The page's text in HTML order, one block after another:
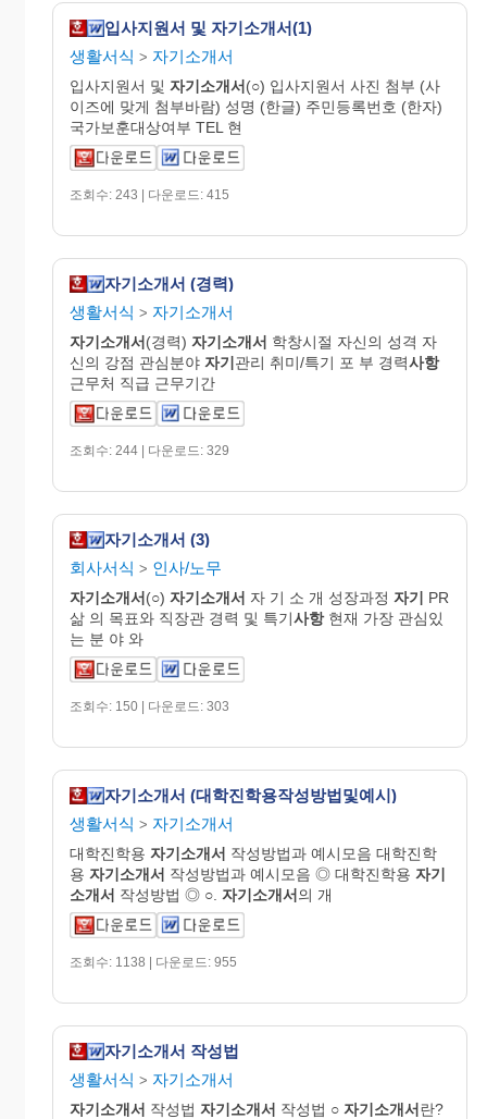
입사지원서 및 자기소개서(1)
생활서식 > 자기소개서
입사지원서 및 자기소개서(○) 입사지원서 사진 첨부 (사
이즈에 맞게 첨부바람) 성명 (한글) 주민등록번호 (한자)
국가보훈대상여부 TEL 현
조회수: 243 | 다운로드: 415
자기소개서 (경력)
생활서식 > 자기소개서
자기소개서(경력) 자기소개서 학창시절 자신의 성격 자
신의 강점 관심분야 자기관리 취미/특기 포 부 경력사항
근무처 직급 근무기간
조회수: 244 | 다운로드: 329
자기소개서 (3)
회사서식 > 인사/노무
자기소개서(○) 자기소개서 자 기 소 개 성장과정 자기 PR
삶 의 목표와 직장관 경력 및 특기사항현재 가장 관심있
는 분 야 와
조회수: 150 | 다운로드: 303
자기소개서 (대학진학용작성방법및예시)
생활서식 > 자기소개서
대학진학용 자기소개서 작성방법과 예시모음 대학진학
용 자기소개서 작성방법과 예시모음 ◎ 대학진학용 자기
소개서 작성방법 ◎ ○. 자기소개서의 개
조회수: 1138 | 다운로드: 955
자기소개서 작성법
생활서식 > 자기소개서
자기소개서 작성법 자기소개서 작성법 ○ 자기소개서란?